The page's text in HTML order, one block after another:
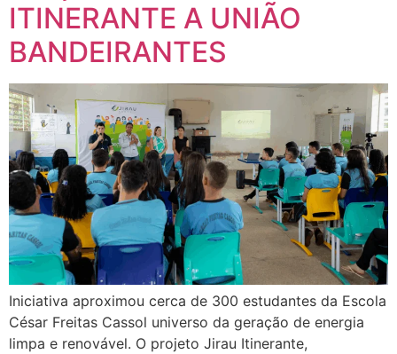
ITINERANTE A UNIÃO
BANDEIRANTES
Iniciativa aproximou cerca de 300 estudantes da Escola
César Freitas Cassol universo da geração de energia
limpa e renovável. O projeto Jirau Itinerante,